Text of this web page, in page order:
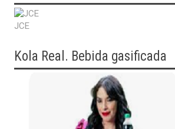
JCE
Kola Real. Bebida gasificada